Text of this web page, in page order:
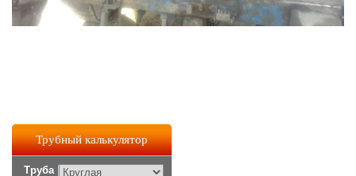
Трубный калькулятор
Труба